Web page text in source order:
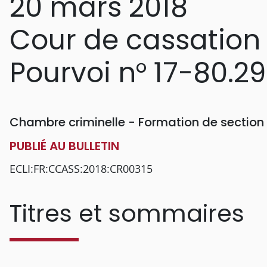
Cour de cassation
Pourvoi n° 17-
Chambre criminelle - Formation de section
PUBLIÉ AU BULLETIN
ECLI:FR:CCASS:2018:CR00315
Titres et sommaires